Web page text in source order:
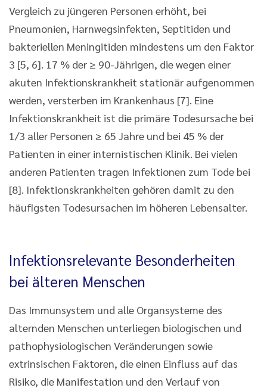
Vergleich zu jüngeren Personen erhöht, bei
Pneumonien, Harnwegsinfekten, Septitiden und
bakteriellen Meningitiden mindestens um den Faktor
3 [5, 6]. 17 % der ≥ 90-Jährigen, die wegen einer
akuten Infektionskrankheit stationär aufgenommen
werden, versterben im Krankenhaus [7]. Eine
Infektionskrankheit ist die primäre Todesursache bei
1/3 aller Personen ≥ 65 Jahre und bei 45 % der
Patienten in einer internistischen Klinik. Bei vielen
anderen Patienten tragen Infektionen zum Tode bei
[8]. Infektionskrankheiten gehören damit zu den
häufigsten Todesursachen im höheren Lebensalter.
Infektionsrelevante Besonderheiten
bei älteren Menschen
Das Immunsystem und alle Organsysteme des
alternden Menschen unterliegen biologischen und
pathophysiologischen Veränderungen sowie
extrinsischen Faktoren, die einen Einfluss auf das
Risiko, die Manifestation und den Verlauf von